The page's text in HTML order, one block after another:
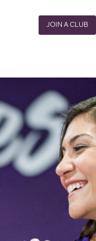
JOIN A CLUB